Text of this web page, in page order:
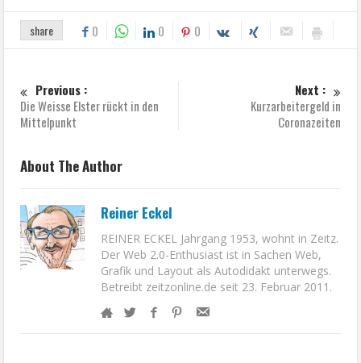
share 0 0 0
Previous :
Die Weisse Elster rückt in den
Mittelpunkt
Next :
Kurzarbeitergeld in
Coronazeiten
About The Author
Reiner Eckel
REINER ECKEL Jahrgang 1953, wohnt in Zeitz.
Der Web 2.0-Enthusiast ist in Sachen Web,
Grafik und Layout als Autodidakt unterwegs.
Betreibt zeitzonline.de seit 23. Februar 2011.